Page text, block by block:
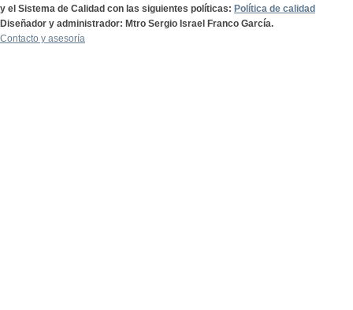
y el Sistema de Calidad con las siguientes políticas: Política de calidad
Diseñador y administrador: Mtro Sergio Israel Franco García.
Contacto y asesoría